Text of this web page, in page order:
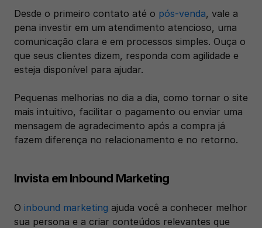
Desde o primeiro contato até o pós-venda, vale a
pena investir em um atendimento atencioso, uma
comunicação clara e em processos simples. Ouça o
que seus clientes dizem, responda com agilidade e
esteja disponível para ajudar.
Pequenas melhorias no dia a dia, como tornar o site
mais intuitivo, facilitar o pagamento ou enviar uma
mensagem de agradecimento após a compra já
fazem diferença no relacionamento e no retorno.
Invista em Inbound Marketing
O inbound marketing ajuda você a conhecer melhor
sua persona e a criar conteúdos relevantes que